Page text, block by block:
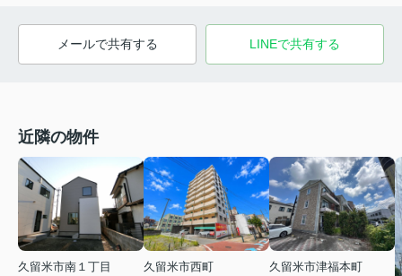
メールで共有する LINEで共有する
近隣の物件
久留米市南１丁目
久留米市西町
久留米市津福本町